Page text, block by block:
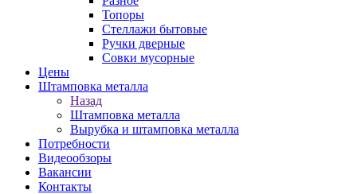
Топоры
Стеллажи бытовые
Ручки дверные
Совки мусорные
Цены
Штамповка металла
Назад
Штамповка металла
Вырубка и штамповка металла
Потребности
Видеообзоры
Вакансии
Контакты